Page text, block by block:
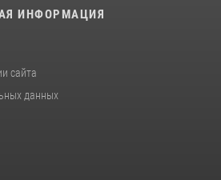
ИНФОРМАЦИЯ
сайта
данных